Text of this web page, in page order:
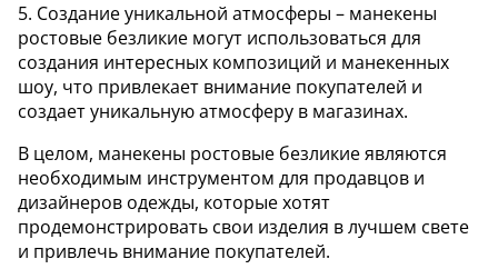
5. Создание уникальной атмосферы – манекены
ростовые безликие могут использоваться для
создания интересных композиций и манекенных
шоу, что привлекает внимание покупателей и
создает уникальную атмосферу в магазинах.
В целом, манекены ростовые безликие являются
необходимым инструментом для продавцов и
дизайнеров одежды, которые хотят
продемонстрировать свои изделия в лучшем свете
и привлечь внимание покупателей.